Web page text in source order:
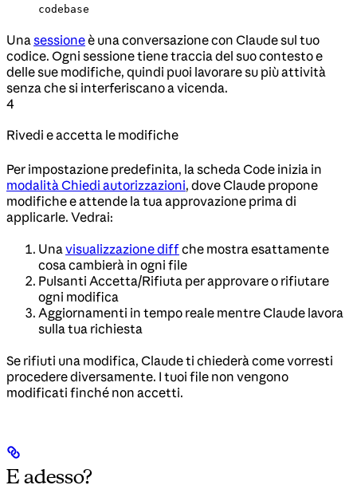
codebase
Una sessioneè una conversazione con Claude sul tuo
codice. Ogni sessione tiene traccia del suo contesto e
delle sue modifiche, quindi puoi lavorare su più attività
senza che si interferiscano a vicenda.
4
Rivedi e accetta le modifiche
Per impostazione predefinita, la scheda Code inizia in
modalità Chiedi autorizzazioni, dove Claude propone
modifiche e attende la tua approvazione prima di
applicarle. Vedrai:
Una visualizzazione diffche mostra esattamente
cosa cambierà in ogni file
Pulsanti Accetta/Rifiuta per approvare o rifiutare
ogni modifica
Aggiornamenti in tempo reale mentre Claude lavora
sulla tua richiesta
Se rifiuti una modifica, Claude ti chiederà come vorresti
procedere diversamente. I tuoi file non vengono
modificati finché non accetti.
E adesso?